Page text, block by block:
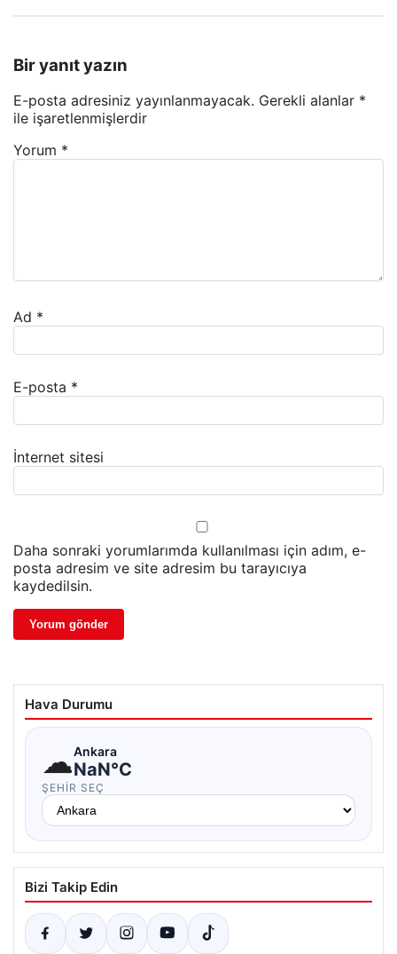
Bir yanıt yazın
E-posta adresiniz yayınlanmayacak. Gerekli alanlar *
ile işaretlenmişlerdir
Yorum *
Ad *
E-posta *
İnternet sitesi
Daha sonraki yorumlarımda kullanılması için adım, e-
posta adresim ve site adresim bu tarayıcıya
kaydedilsin.
Hava Durumu
☁Ankara
NaN°C
ŞEHIR SEÇ
Bizi Takip Edin